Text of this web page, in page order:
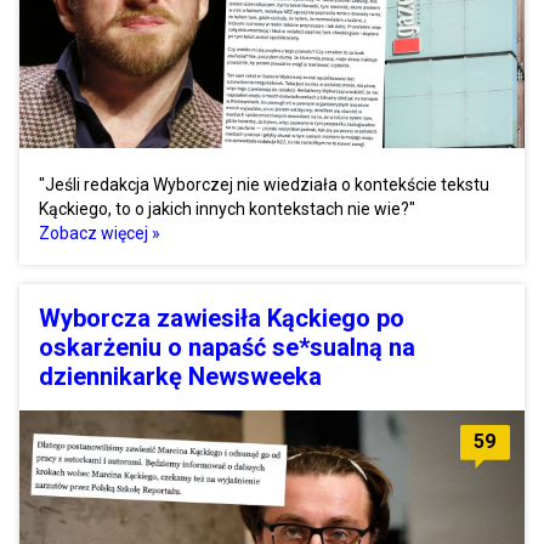
"Jeśli redakcja Wyborczej nie wiedziała o kontekście tekstu
Kąckiego, to o jakich innych kontekstach nie wie?"
Zobacz więcej »
Wyborcza zawiesiła Kąckiego po
oskarżeniu o napaść se*sualną na
dziennikarkę Newsweeka
59